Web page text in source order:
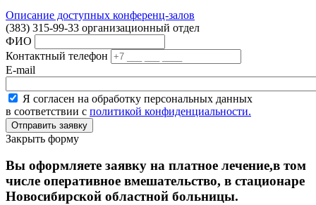
Описание доступных конференц-залов
(383) 315-99-33 организационный отдел
ФИО
Контактный телефон
E-mail
Я согласен на обработку персональных данных
в соответствии с политикой конфиденциальности.
Закрыть форму
Вы оформляете заявку на платное лечение,в том
числе оперативное вмешательство, в стационаре
Новосибирской областной больницы.